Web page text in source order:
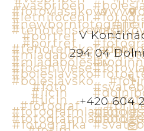
V
294 04
+420 604